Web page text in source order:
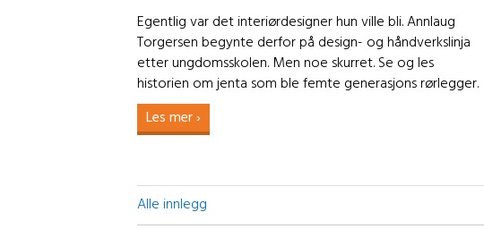
Egentlig var det interiørdesigner hun ville bli. Annlaug
Torgersen begynte derfor på design- og håndverkslinja
etter ungdomsskolen. Men noe skurret. Se og les
historien om jenta som ble femte generasjons rørlegger.
Les mer ›
Alle innlegg